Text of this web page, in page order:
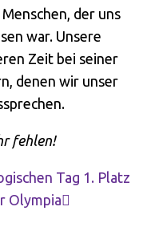
der uns
war. Unsere
Zeit bei seiner
denen wir unser
fehlen!
Tag 1. Platz
Olympia